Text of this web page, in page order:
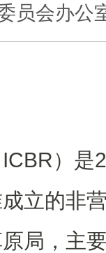
员会办公
）是
立的非
局，主